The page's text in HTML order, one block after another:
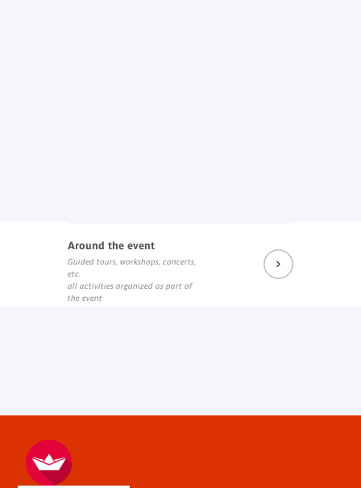
Around the event
Guided tours, workshops, concerts,
etc.
all activities organized as part of
the event